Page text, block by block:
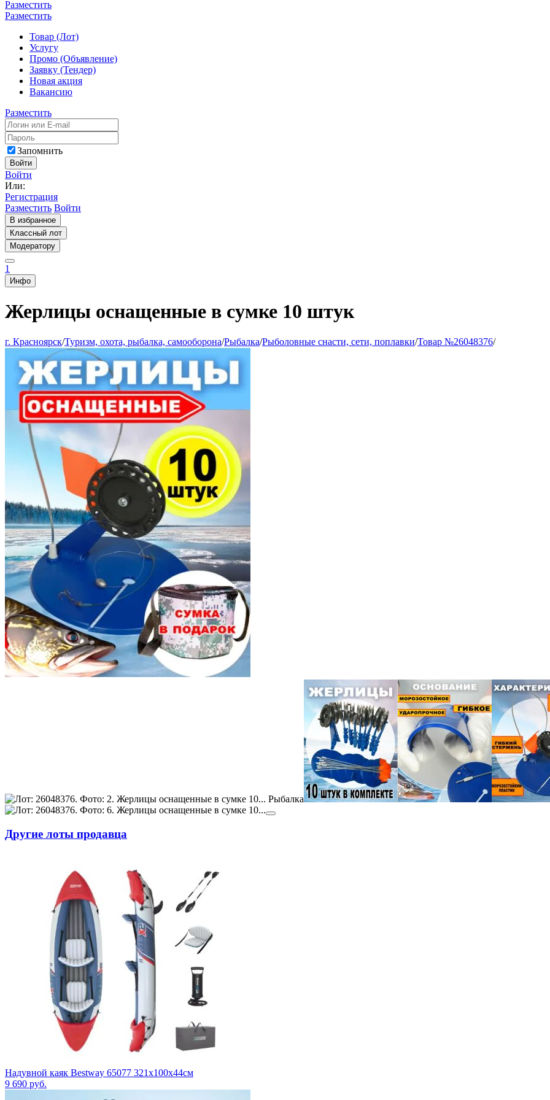
Разместить
Разместить
Товар (Лот)
Услугу
Промо (Объявление)
Заявку (Тендер)
Новая акция
Вакансию
Разместить
Запомнить
Войти
Войти
Или:
Регистрация
Разместить Войти
В избранное
Классный лот
Модератору
1
Инфо
Жерлицы оснащенные в сумке 10 штук
г. Красноярск/Туризм, охота, рыбалка, самооборона/Рыбалка/Рыболовные снасти, сети, поплавки/Товар №26048376/
Другие лоты продавца
Надувной каяк Bestway 65077 321x100x44см
9 690 руб.